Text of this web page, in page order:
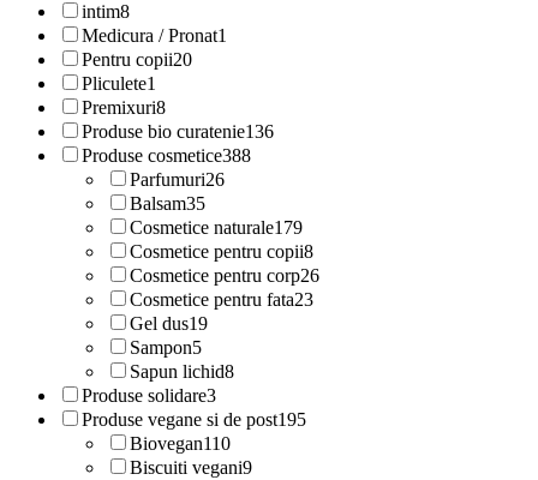
intim8
Medicura / Pronat1
Pentru copii20
Pliculete1
Premixuri8
Produse bio curatenie136
Produse cosmetice388
Parfumuri26
Balsam35
Cosmetice naturale179
Cosmetice pentru copii8
Cosmetice pentru corp26
Cosmetice pentru fata23
Gel dus19
Sampon5
Sapun lichid8
Produse solidare3
Produse vegane si de post195
Biovegan110
Biscuiti vegani9